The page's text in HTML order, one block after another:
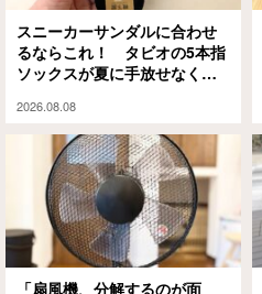
スニーカーサンダルに合わせ
るならこれ！ タビオの5本指
ソックスが夏に手放せなくな
2026.08.08
「扇風機、分解するのが面